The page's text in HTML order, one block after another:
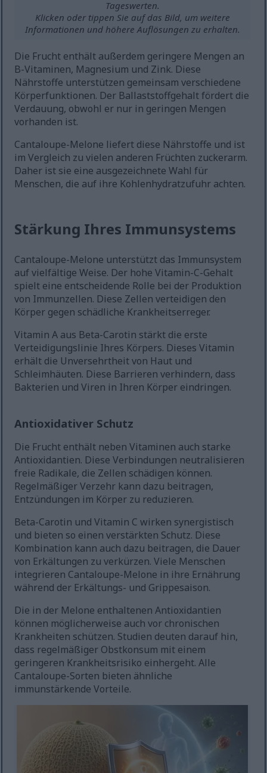
Tageswerten.
Klicken oder tippen Sie auf das Bild, um weitere
Informationen und höhere Auflösungen zu erhalten.
Die Frucht enthält außerdem geringere Mengen an
B-Vitaminen, Magnesium und Zink. Diese
Nährstoffe unterstützen gemeinsam verschiedene
Körperfunktionen. Der Ballaststoffgehalt fördert die
Verdauung, obwohl er nur in geringen Mengen
vorhanden ist.
Cantaloupe-Melone liefert diese Nährstoffe und ist
im Vergleich zu vielen anderen Früchten zuckerarm.
Daher ist sie eine ausgezeichnete Wahl für
Menschen, die auf ihre Kohlenhydratzufuhr achten.
Stärkung Ihres Immunsystems
Cantaloupe-Melone unterstützt das Immunsystem
auf vielfältige Weise. Der hohe Vitamin-C-Gehalt
spielt eine entscheidende Rolle bei der Produktion
von Immunzellen. Diese Zellen verteidigen den
Körper gegen schädliche Krankheitserreger.
Vitamin A aus Beta-Carotin stärkt die erste
Verteidigungslinie Ihres Körpers. Dieses Vitamin
erhält die Unversehrtheit von Haut und
Schleimhäuten. Diese Barrieren verhindern, dass
Bakterien und Viren in Ihren Körper eindringen.
Antioxidativer Schutz
Die Frucht enthält neben Vitaminen auch starke
Antioxidantien. Diese Verbindungen neutralisieren
freie Radikale, die Zellen schädigen können.
Regelmäßiger Verzehr kann dazu beitragen,
Entzündungen im Körper zu reduzieren.
Beta-Carotin und Vitamin C wirken synergistisch
und bieten so einen verstärkten Schutz. Diese
Kombination kann auch dazu beitragen, die Dauer
von Erkältungen zu verkürzen. Viele Menschen
integrieren Cantaloupe-Melone in ihre Ernährung
während der Erkältungs- und Grippesaison.
Die in der Melone enthaltenen Antioxidantien
können möglicherweise auch vor chronischen
Krankheiten schützen. Studien deuten darauf hin,
dass regelmäßiger Obstkonsum mit einem
geringeren Krankheitsrisiko einhergeht. Alle
Cantaloupe-Sorten bieten ähnliche
immunstärkende Vorteile.